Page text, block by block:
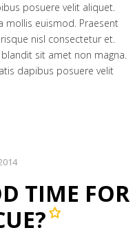
posuere velit aliquet.
mollis euismod. Praesent
nisl consectetur et.
sit amet non magna.
dapibus posuere velit
TIME FOR